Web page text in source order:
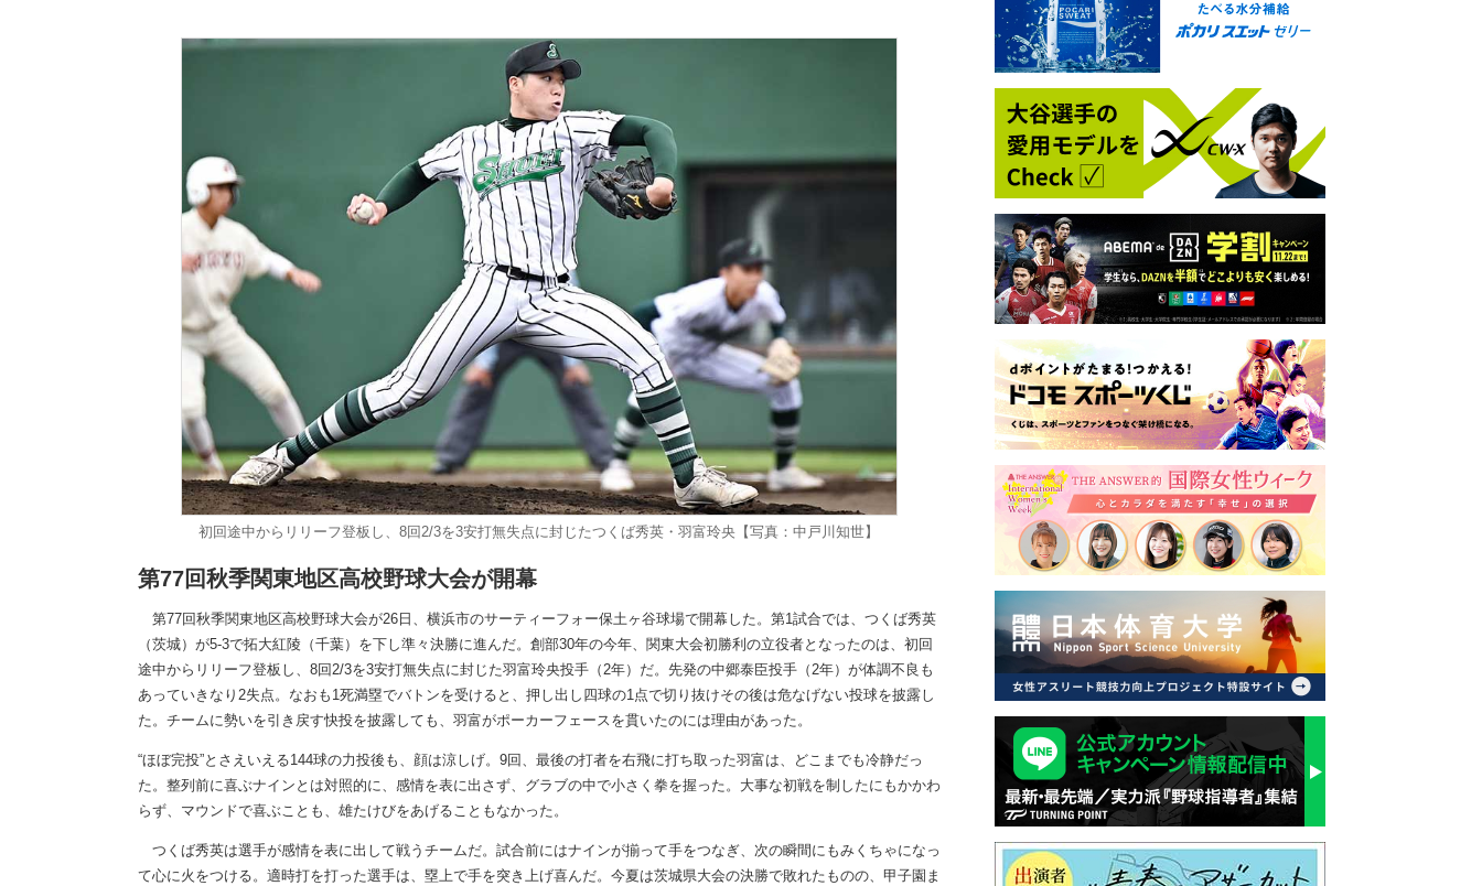
初回途中からリリーフ登板し、8回2/3を3安打無失点に封じたつくば秀英・羽富玲央【写真：中戸川知世】
第77回秋季関東地区高校野球大会が開幕
第77回秋季関東地区高校野球大会が26日、横浜市のサーティーフォー保土ヶ谷球場で開幕した。第1試合では、つくば秀英
（茨城）が5-3で拓大紅陵（千葉）を下し準々決勝に進んだ。創部30年の今年、関東大会初勝利の立役者となったのは、初回
途中からリリーフ登板し、8回2/3を3安打無失点に封じた羽富玲央投手（2年）だ。先発の中郷泰臣投手（2年）が体調不良も
あっていきなり2失点。なおも1死満塁でバトンを受けると、押し出し四球の1点で切り抜けその後は危なげない投球を披露し
た。チームに勢いを引き戻す快投を披露しても、羽富がポーカーフェースを貫いたのには理由があった。
“ほぼ完投”とさえいえる144球の力投後も、顔は涼しげ。9回、最後の打者を右飛に打ち取った羽富は、どこまでも冷静だっ
た。整列前に喜ぶナインとは対照的に、感情を表に出さず、グラブの中で小さく拳を握った。大事な初戦を制したにもかかわ
らず、マウンドで喜ぶことも、雄たけびをあげることもなかった。
つくば秀英は選手が感情を表に出して戦うチームだ。試合前にはナインが揃って手をつなぎ、次の瞬間にもみくちゃになっ
て心に火をつける。適時打を打った選手は、塁上で手を突き上げ喜んだ。今夏は茨城県大会の決勝で敗れたものの、甲子園ま